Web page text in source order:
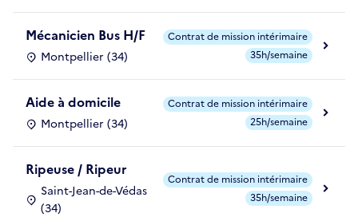
Mécanicien Bus H/F
Montpellier (34)
Contrat de mission intérimaire
35h/semaine
Aide à domicile
Montpellier (34)
Contrat de mission intérimaire
25h/semaine
Ripeuse / Ripeur
Saint-Jean-de-Védas
(34)
Contrat de mission intérimaire
35h/semaine